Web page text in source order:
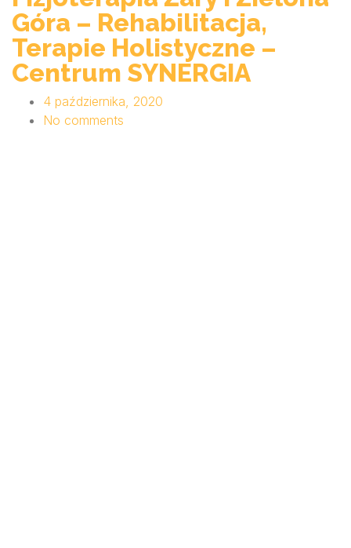
Góra – Rehabilitacja,
Terapie Holistyczne –
Centrum SYNERGIA
4 października, 2020
No comments